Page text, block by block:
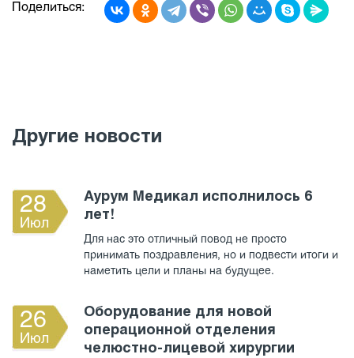
Поделиться:
Другие новости
28
Июл
Аурум Медикал исполнилось 6
лет!
Для нас это отличный повод не просто
принимать поздравления, но и подвести итоги и
наметить цели и планы на будущее.
26
Июл
Оборудование для новой
операционной отделения
челюстно-лицевой хирургии